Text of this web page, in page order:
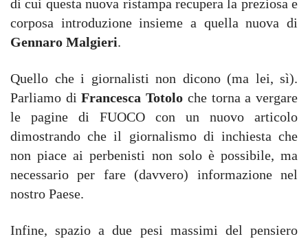
di cui questa nuova ristampa recupera la preziosa e
corposa introduzione insieme a quella nuova di
Gennaro Malgieri.
Quello che i giornalisti non dicono (ma lei, sì).
Parliamo diFrancesca Totolo che torna a vergare
le pagine di FUOCO con un nuovo articolo
dimostrando che il giornalismo di inchiesta che
non piace ai perbenisti non solo è possibile, ma
necessario per fare (davvero) informazione nel
nostro Paese.
Infine, spazio a due pesi massimi del pensiero